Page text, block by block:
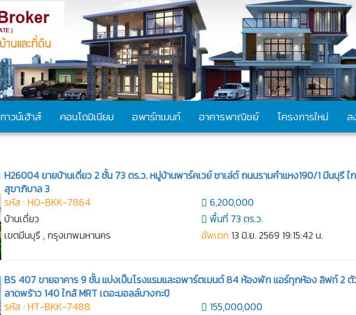
ทาวน์เฮ้าส์ คอนโดมิเนียม อพาร์ทเมนท์ อาคารพาณิชย์ โครงการใหม่ ล
H26004 ขายบ้านเดี่ยว 2 ชั้น 73 ตร.ว. หมู่บ้านพาร์คเวย์ ชาเล่ต์ ถนนรามคำแหง190/1 มีนบุรี
สุขาภิบาล 3
รหัส : HO-BKK-7864
บ้านเดี่ยว
เขตมีนบุรี , กรุงเทพมหานคร
6,200,000
พื้นที่ 73 ตร.ว.
อัพเดท 13 มิ.ย. 2569 19:15:42 น.
BS 407 ขายอาคาร 9 ชั้น แบ่งเป็นโรงแรมและอพาร์ตเมนต์ 84 ห้องพัก แอร์ทุกห้อง ลิฟท์ 2 ตั
ลาดพร้าว 140 ใกล้ MRT เดอะมอลล์บางกะปิ
รหัส : HT-BKK-7488
155,000,000